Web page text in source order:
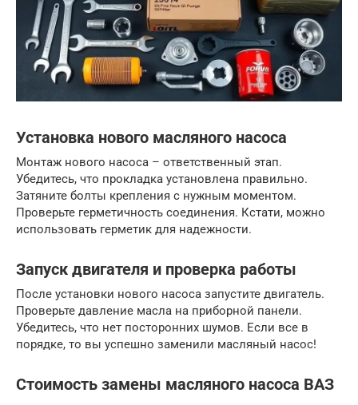
Установка нового масляного насоса
Монтаж нового насоса – ответственный этап.
Убедитесь, что прокладка установлена правильно.
Затяните болты крепления с нужным моментом.
Проверьте герметичность соединения. Кстати, можно
использовать герметик для надежности.
Запуск двигателя и проверка работы
После установки нового насоса запустите двигатель.
Проверьте давление масла на приборной панели.
Убедитесь, что нет посторонних шумов. Если все в
порядке, то вы успешно заменили масляный насос!
Стоимость замены масляного насоса ВАЗ